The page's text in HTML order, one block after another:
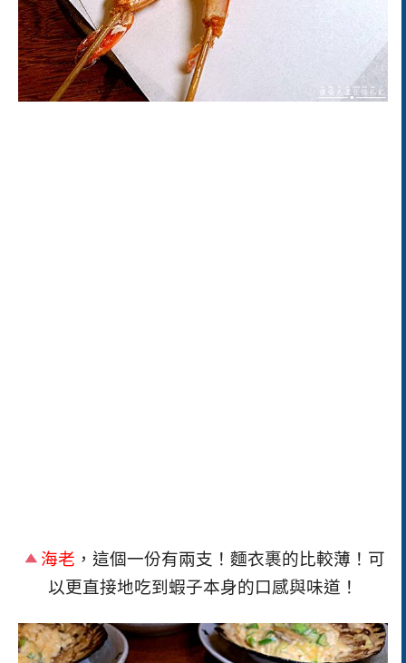
海老 ， 這個一份有兩支！麵衣裹的比較薄！可
以更直接地吃到蝦子本身的口感與味道！